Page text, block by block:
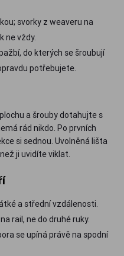
svorky z weaveru na
ne vždy.
do kterých se šroubují
potřebujete.
a šrouby dotahujte s
rád nikdo. Po prvních
si sednou. Uvolněná lišta
ji uvidíte viklat.
a střední vzdálenosti.
rail, ne do druhé ruky.
se upíná právě na spodní